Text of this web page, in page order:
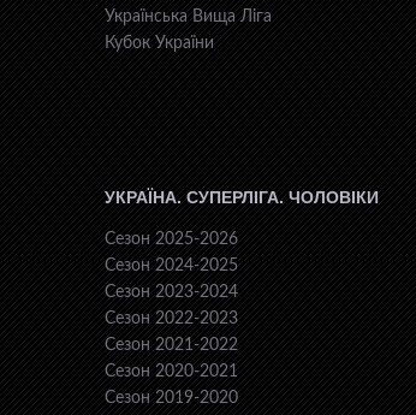
Українська Вища Ліга
Кубок України
УКРАЇНА. СУПЕРЛІГА. ЧОЛОВІКИ
Сезон 2025-2026
Сезон 2024-2025
Сезон 2023-2024
Сезон 2022-2023
Сезон 2021-2022
Сезон 2020-2021
Сезон 2019-2020